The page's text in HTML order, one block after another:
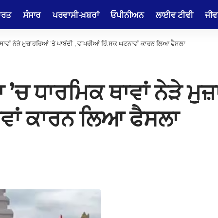
ਸੰਸਾਰ ਪਰਵਾਸੀ-ਖ਼ਬਰਾਂ ਓਪੀਨੀਅਨ ਲਾਈਵ ਟੀਵੀ
ਨੇੜੇ ਮੁਜ਼ਾਹਰਿਆਂ ’ਤੇ ਪਾਬੰਦੀ , ਵਾਪਰੀਆਂ ਹਿੰ.ਸਕ ਘਟਨਾਵਾਂ ਕਾਰਨ ਲਿਆ ਫੈਸਲਾ
ਧਾਰਮਿਕ ਥਾਵਾਂ ਨੇੜੇ
ਕਾਰਨ ਲਿਆ ਫੈਸਲਾ